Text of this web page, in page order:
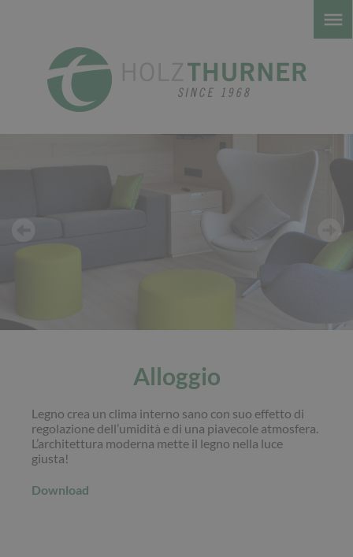
Alloggio
Legno crea un clima interno sano con suo effetto di
regolazione dell’umidità e di una piavecole atmosfera.
L’architettura moderna mette il legno nella luce
giusta!
Download